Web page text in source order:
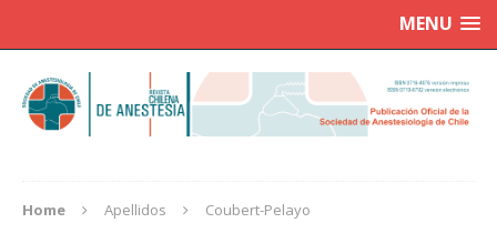
MENU
Home Apellidos Coubert-Pelayo